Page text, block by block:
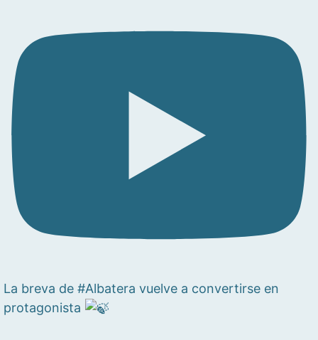
La breva de #Albatera vuelve a convertirse en
protagonista